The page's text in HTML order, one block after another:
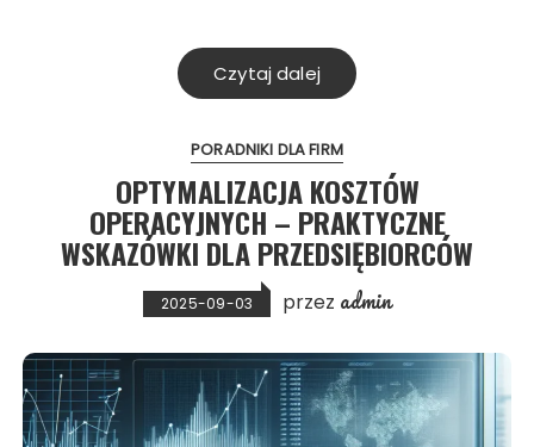
Czytaj dalej
PORADNIKI DLA FIRM
OPTYMALIZACJA KOSZTÓW
OPERACYJNYCH – PRAKTYCZNE
WSKAZÓWKI DLA PRZEDSIĘBIORCÓW
2025-09-03 przez admin